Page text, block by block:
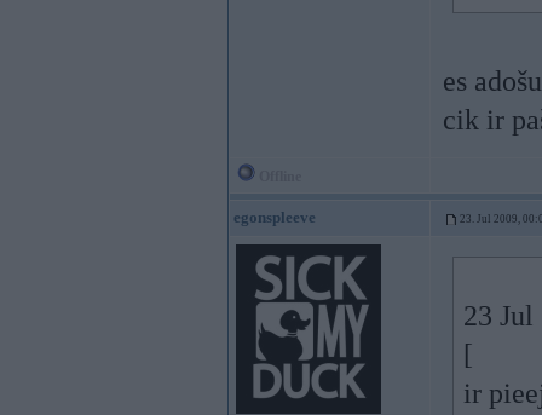
es
cik ir
egonspleeve 23. Jul 2009,
23
[
ir